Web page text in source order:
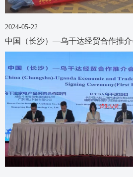
2024-05-22
中国（长沙）—乌干达经贸合作推介